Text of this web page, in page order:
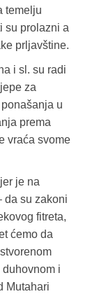
temelju
su prolazni a
prljavštine.
i sl. su radi
za
u
prema
vraća svome
je na
da su zakoni
fitreta,
ćemo da
i
Mutahari